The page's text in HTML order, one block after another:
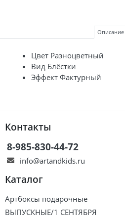
Описание
Цвет Разноцветный
Вид Блёстки
Эффект Фактурный
Контакты
8-985-830-44-72
info@artandkids.ru
Каталог
Артбоксы подарочные
ВЫПУСКНЫЕ/1 СЕНТЯБРЯ